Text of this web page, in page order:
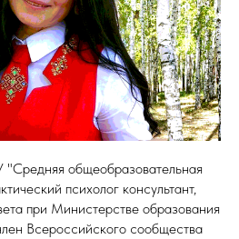
общеобразовательная
психолог консультант,
при Министерстве образования
Всероссийского сообщества